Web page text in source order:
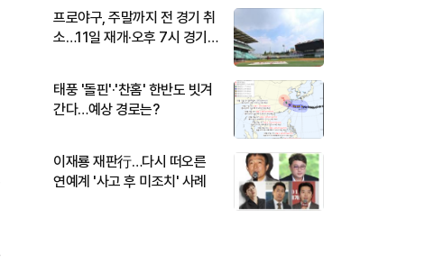
프로야구, 주말까지 전 경기 취
소…11일 재개·오후 7시 경기
태풍 '돌핀'·'찬홈' 한반도 빗겨
간다…예상 경로는?
이재룡 재판行…다시 떠오른
연예계 '사고 후 미조치' 사례